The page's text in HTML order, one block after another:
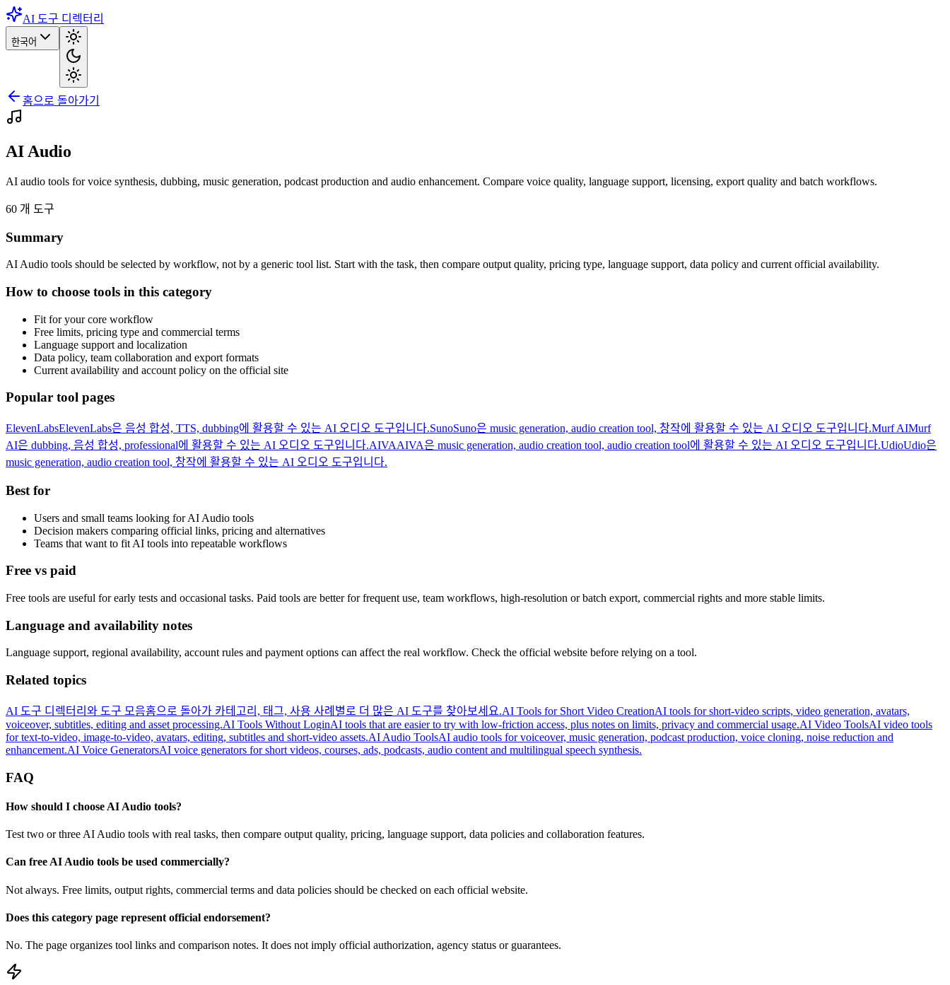
AI 도구 디렉터리
한국어
홈으로 돌아가기
AI Audio
AI audio tools for voice synthesis, dubbing, music generation, podcast production and audio enhancement. Compare voice quality, language support, licensing, export quality and batch workflows.
60 개 도구
Summary
AI Audio tools should be selected by workflow, not by a generic tool list. Start with the task, then compare output quality, pricing type, language support, data policy and current official availability.
How to choose tools in this category
Fit for your core workflow
Free limits, pricing type and commercial terms
Language support and localization
Data policy, team collaboration and export formats
Current availability and account policy on the official site
Popular tool pages
ElevenLabsElevenLabs은 음성 합성, TTS, dubbing에 활용할 수 있는 AI 오디오 도구입니다.SunoSuno은 music generation, audio creation tool, 창작에 활용할 수 있는 AI 오디오 도구입니다.Murf AIMurf
AI은 dubbing, 음성 합성, professional에 활용할 수 있는 AI 오디오 도구입니다.AIVAAIVA은 music generation, audio creation tool, audio creation tool에 활용할 수 있는 AI 오디오 도구입니다.UdioUdio은
music generation, audio creation tool, 창작에 활용할 수 있는 AI 오디오 도구입니다.
Best for
Users and small teams looking for AI Audio tools
Decision makers comparing official links, pricing and alternatives
Teams that want to fit AI tools into repeatable workflows
Free vs paid
Free tools are useful for early tests and occasional tasks. Paid tools are better for frequent use, team workflows, high-resolution or batch export, commercial rights and more stable limits.
Language and availability notes
Language support, regional availability, account rules and payment options can affect the real workflow. Check the official website before relying on a tool.
Related topics
AI 도구 디렉터리와 도구 모음홈으로 돌아가 카테고리, 태그, 사용 사례별로 더 많은 AI 도구를 찾아보세요.AI Tools for Short Video CreationAI tools for short-video scripts, video generation, avatars,
voiceover, subtitles, editing and asset processing.AI Tools Without LoginAI tools that are easier to try with low-friction access, plus notes on limits, privacy and commercial usage.AI Video ToolsAI video tools
for text-to-video, image-to-video, avatars, editing, subtitles and short-video assets.AI Audio ToolsAI audio tools for voiceover, music generation, podcast production, voice cloning, noise reduction and
enhancement.AI Voice GeneratorsAI voice generators for short videos, courses, ads, podcasts, audio content and multilingual speech synthesis.
FAQ
How should I choose AI Audio tools?
Test two or three AI Audio tools with real tasks, then compare output quality, pricing, language support, data policies and collaboration features.
Can free AI Audio tools be used commercially?
Not always. Free limits, output rights, commercial terms and data policies should be checked on each official website.
Does this category page represent official endorsement?
No. The page organizes tool links and comparison notes. It does not imply official authorization, agency status or guarantees.